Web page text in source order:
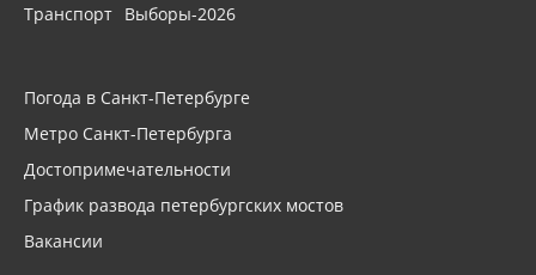
Транспорт Выборы-2026
Погода в Санкт-Петербурге
Метро Санкт-Петербурга
Достопримечательности
График развода петербургских мостов
Вакансии